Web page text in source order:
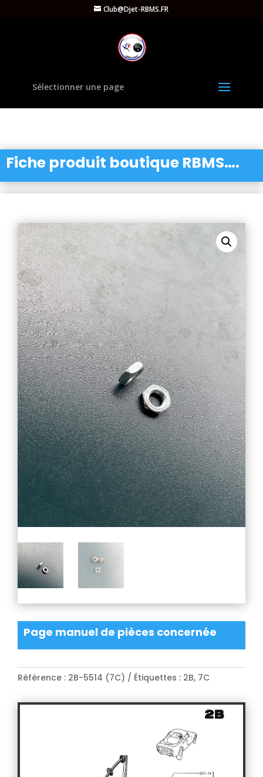
Club@Djet-RBMS.FR
Sélectionner une page
Fiche produit boutique RBMS….
Page manuel de pièces concernée
Référence : 2B-5514 (7C) Étiquettes : 2B, 7C